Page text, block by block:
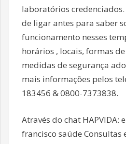
laboratórios credenciados.
de ligar antes para saber
funcionamento nesses
horários , locais, formas
medidas de segurança
mais informações pelos
183456 & 0800-7373838.
Através do chat HAPVIDA:
francisco saúde Consultas